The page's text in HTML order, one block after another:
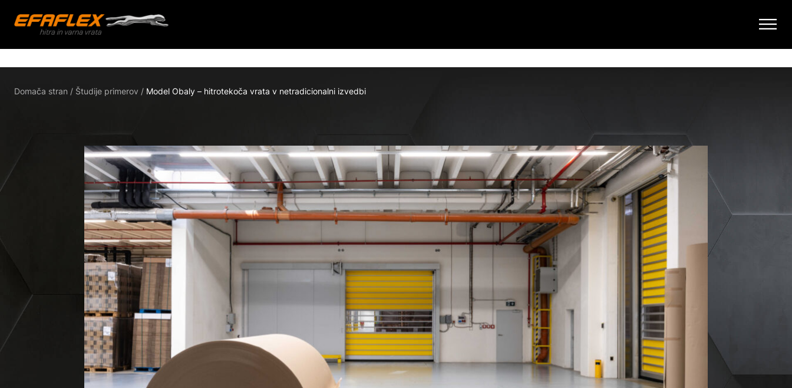
Domača stran / Študije primerov / Model Obaly – hitrotekoča vrata v netradicionalni izvedbi